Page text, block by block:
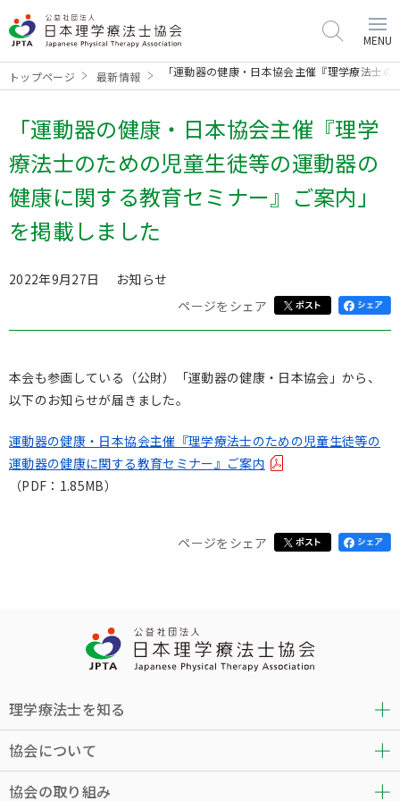
MENU
トップページ 最新情報 「運動器の健康・日本協会主催『理学療法士
「運動器の健康・日本協会主催『理学
療法士のための児童生徒等の運動器の
健康に関する教育セミナー』ご案内」
を掲載しました
2022年9月27日
お知らせ
ページをシェア
本会も参画している（公財）「運動器の健康・日本協会」から、
以下のお知らせが届きました。
運動器の健康・日本協会主催『理学療法士のための児童生徒等の
運動器の健康に関する教育セミナー』ご案内
（PDF：1.85MB）
ページをシェア
理学療法士を知る
協会について
協会の取り組み